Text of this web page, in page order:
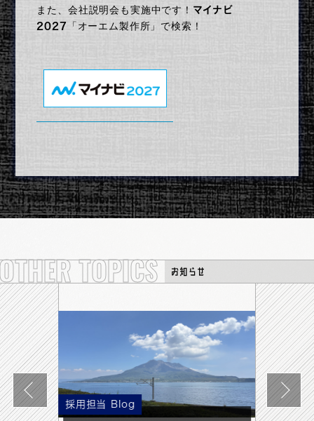
YouTube 企業サイト
また、 会社説明会も実施中です！ マイナビ
2027
「オーエム製作所」で検索！
TOPICS
採用担当 Blog 採用イベ